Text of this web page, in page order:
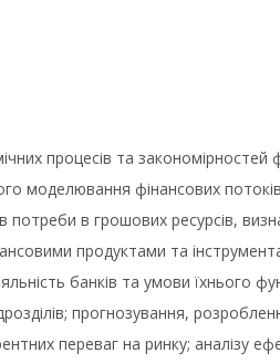
процесів та закономірностей
моделювання фінансових
потреби в грошових ресурсів,
продуктами та
банків та умови їхнього
прогнозування,
переваг на ринку; аналізу